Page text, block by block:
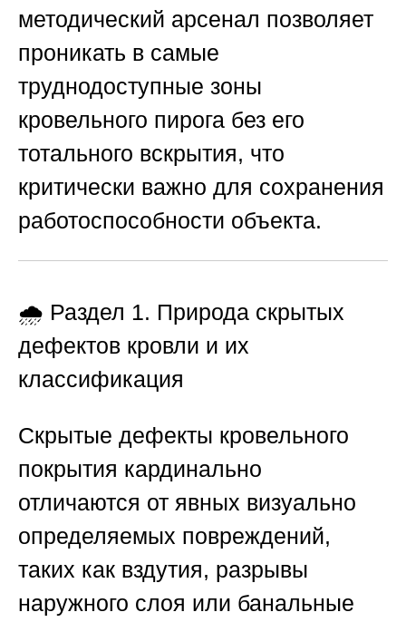
методический арсенал позволяет
проникать в самые
труднодоступные зоны
кровельного пирога без его
тотального вскрытия, что
критически важно для сохранения
работоспособности объекта.
🌧️ Раздел 1. Природа скрытых
дефектов кровли и их
классификация
Скрытые дефекты кровельного
покрытия кардинально
отличаются от явных визуально
определяемых повреждений,
таких как вздутия, разрывы
наружного слоя или банальные